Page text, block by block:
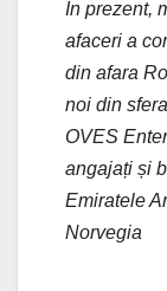
În prezent,
afaceri a
din afara
noi din
OVES
angajați și
Emiratele
Norvegia